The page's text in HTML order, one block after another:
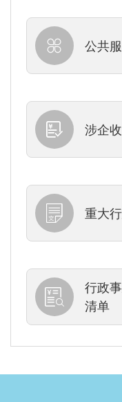
公共
涉企
重大
行政
清单